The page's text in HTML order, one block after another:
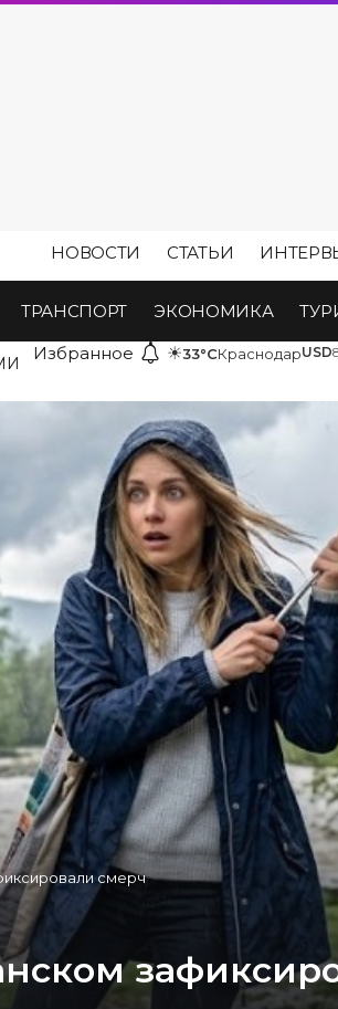
НОВОСТИ СТАТЬИ
ТРАНСПОРТ ЭКОНОМИКА
Избранное ☀33°CКраснодарUSD
смерч